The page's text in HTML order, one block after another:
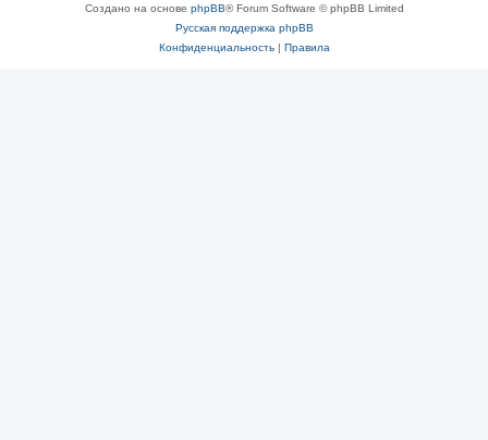
Создано на основе phpBB® Forum Software © phpBB Limited
Русская поддержка phpBB
Конфиденциальность| Правила